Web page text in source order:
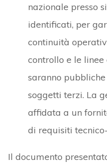
nazionale presso
identificati, per
continuità
controllo e le
saranno
soggetti terzi. La
affidata a un
di requisiti
Il documento